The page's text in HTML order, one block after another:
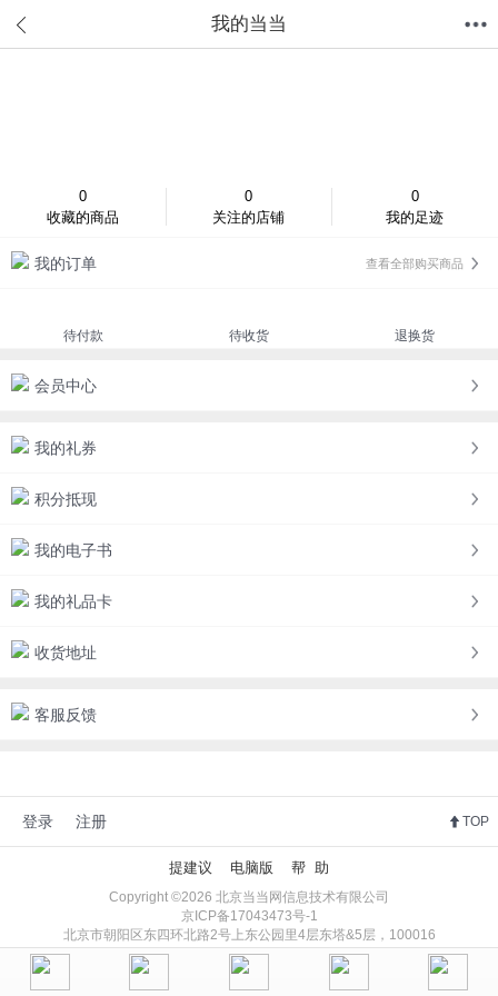
我的当当
0
收藏的商品
0
关注的店铺
0
我的足迹
我的订单 查看全部购买商品
待付款 待收货 退换货
会员中心
我的礼券
积分抵现
我的电子书
我的礼品卡
收货地址
客服反馈
登录 注册 TOP
提建议 电脑版 帮 助
Copyright ©2026 北京当当网信息技术有限公司
京ICP备17043473号-1
北京市朝阳区东四环北路2号上东公园里4层东塔&5层，100016